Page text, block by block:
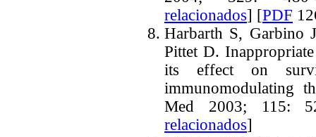
relacionados] [PDF
Harbarth S, Garbino
Pittet D.
its effect on
immunomodulating
Med 2003; 115:
relacionados]